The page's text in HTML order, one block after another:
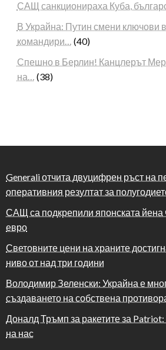
САЩ санкционираха Куба,
В Украйна: Путин смени ключови
командири… (40)
Спешно в Берлин! Канцлерът
на… (38)
Generali отчита двуцифрен ръст на
оперативния резултат за
САЩ са подкрепили японската йена
евро
Световните цени на храните
ниво от над три години
Володимир Зеленски: Украйна е
създаването на собствена
Доналд Тръмп за ракетите за
на нас